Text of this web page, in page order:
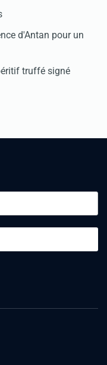
d'Antan pour un
truffé signé